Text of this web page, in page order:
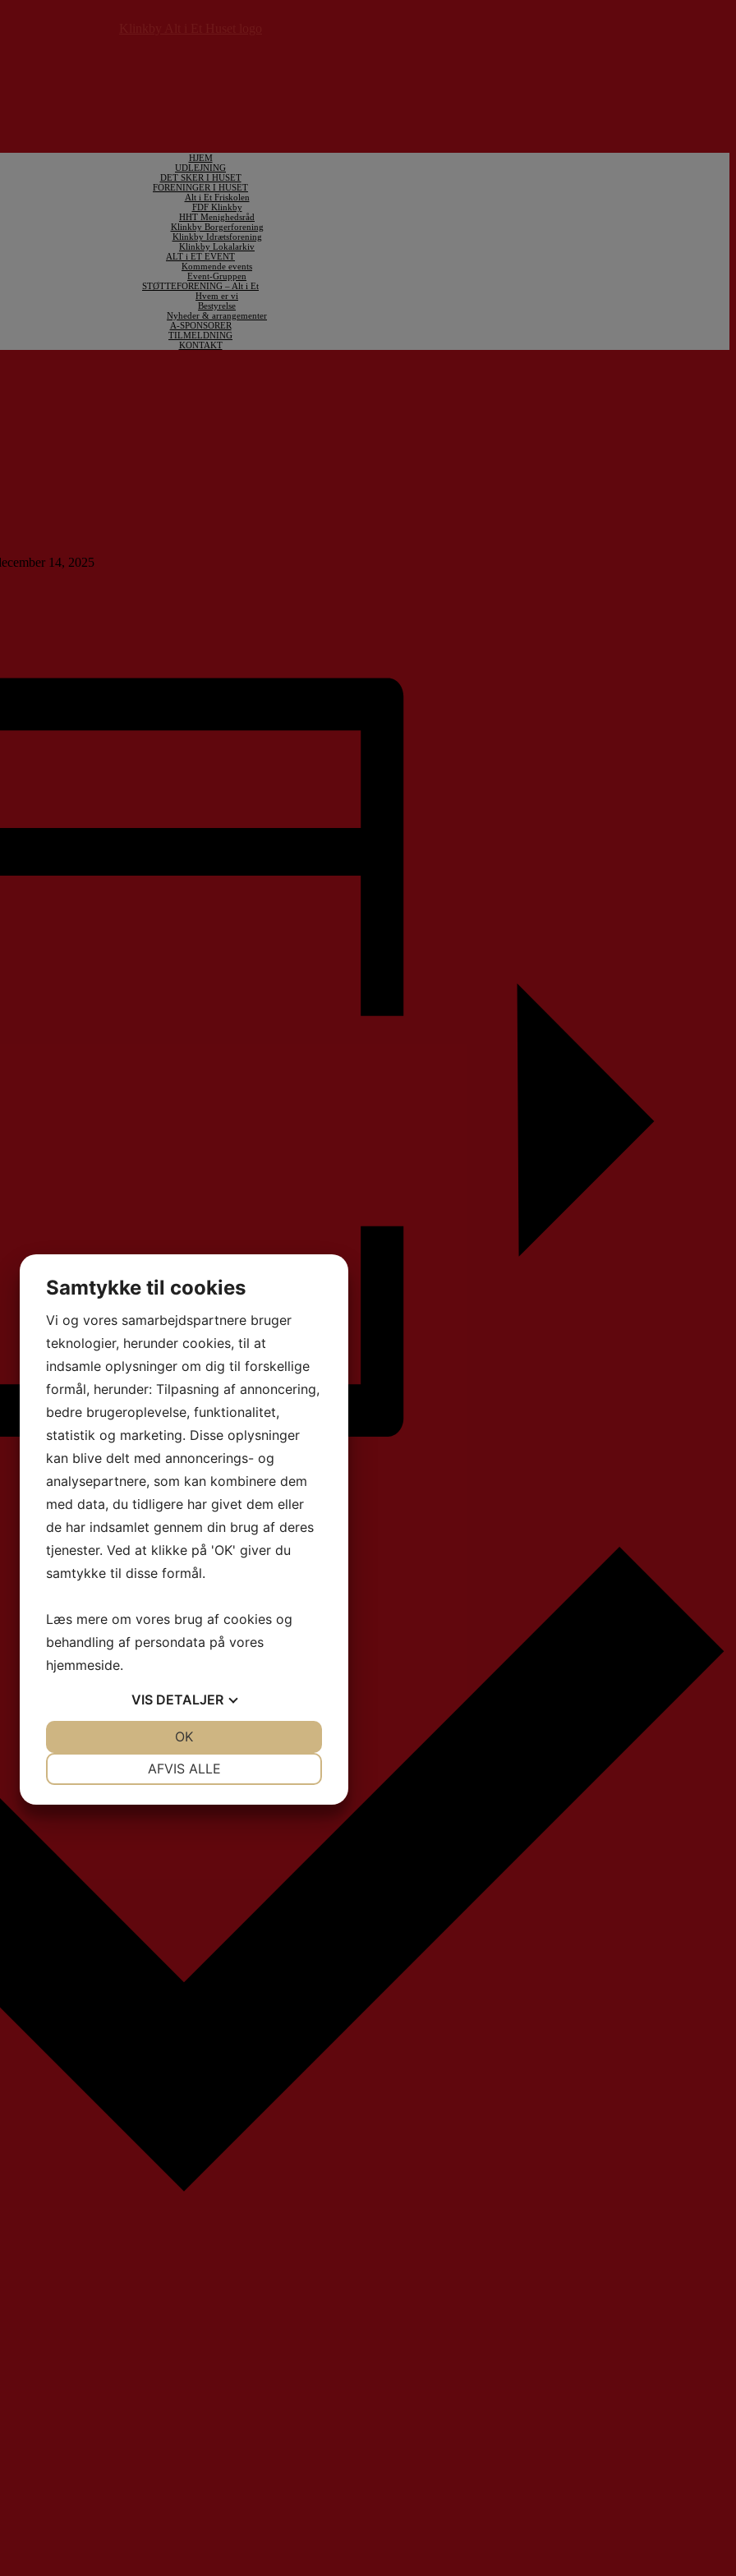
HJEM
UDLEJNING
DET SKER I HUSET
FORENINGER I HUSET
Alt i Et Friskolen
FDF Klinkby
HHT Menighedsråd
Klinkby Borgerforening
Klinkby Idrætsforening
Klinkby Lokalarkiv
ALT i ET EVENT
Kommende events
Event-Gruppen
STØTTEFORENING – Alt i Et
Hvem er vi
Bestyrelse
Nyheder & arrangementer
A-SPONSORER
TILMELDNING
KONTAKT
14, 2025
Samtykke til cookies
Vi og vores samarbejdspartnere bruger
teknologier, herunder cookies, til at
indsamle oplysninger om dig til forskellige
formål, herunder: Tilpasning af annoncering,
bedre brugeroplevelse, funktionalitet,
statistik og marketing. Disse oplysninger
kan blive delt med annoncerings- og
analysepartnere, som kan kombinere dem
med data, du tidligere har givet dem eller
de har indsamlet gennem din brug af deres
tjenester. Ved at klikke på 'OK' giver du
samtykke til disse formål.
Læs mere om vores brug af cookies og
behandling af persondata på vores
hjemmeside.
VIS DETALJER
AFVIS ALLE
OK